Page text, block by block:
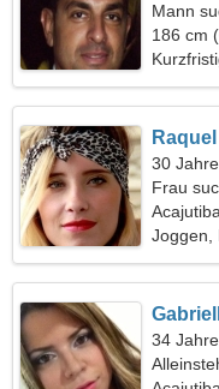
Mann
186 cm
Raquel
30
Frau
Acajutiba
Joggen,
34